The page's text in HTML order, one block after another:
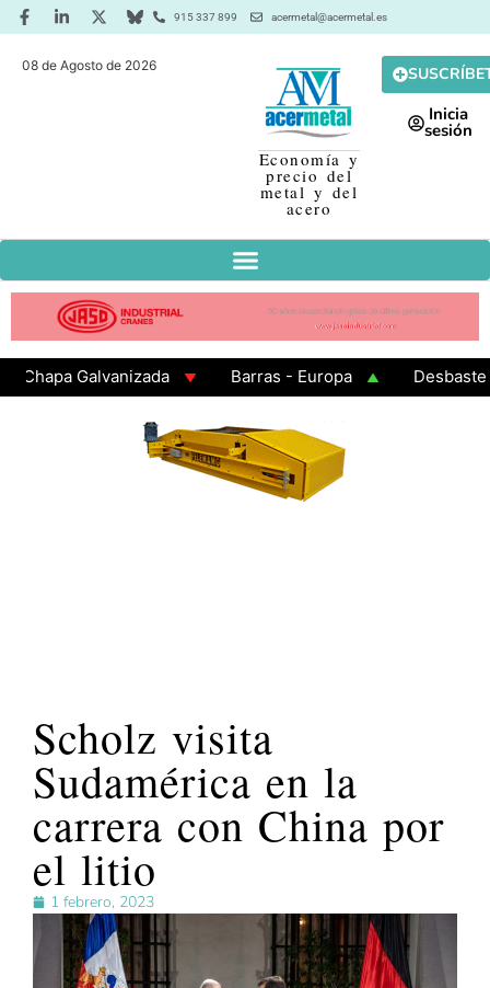
915 337 899 acermetal@acermetal.es
08 de Agosto de 2026
Economía y
precio del
metal y del
acero
Inicia
sesión
Galvanizada Barras - Europa
Desbaste -
Scholz visita
Sudamérica en la
carrera con China por
el litio
1 febrero, 2023